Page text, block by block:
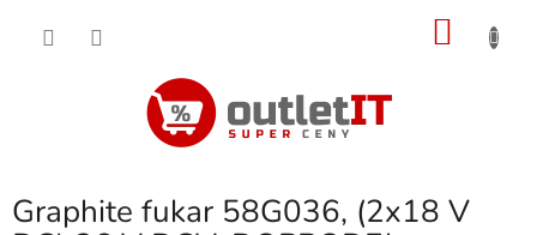
Graphite fukar 58G036, (2x18 V